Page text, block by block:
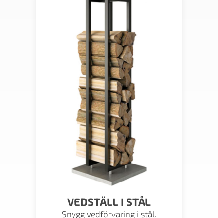
VEDSTÄLL I STÅL
Snygg vedförvaring i stål.